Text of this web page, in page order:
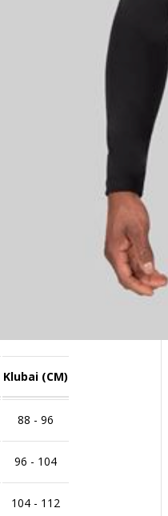
Klubai (CM)
88 - 96
96 - 104
104 - 112